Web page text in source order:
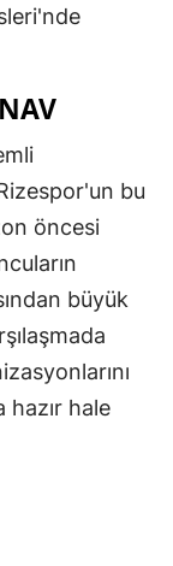
bu
öncesi
büyük
hale